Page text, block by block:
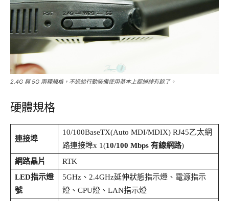
2.4G 與 5G 兩種規格，不過給行動裝備使用基本上都綽綽有餘了。
硬體規格
連接埠
10/100BaseTX(Auto MDI/MDIX) RJ45乙太網
路連接埠x 1(10/100 Mbps 有線網路)
網路晶片
RTK
LED指示燈
號
5GHz、2.4GHz延伸狀態指示燈、電源指示
燈、CPU燈、LAN指示燈